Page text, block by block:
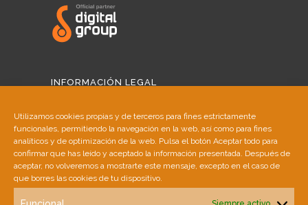
Utilizamos cookies propias y de terceros para fines estrictamente
funcionales, permitiendo la navegación en la web, así como para fines
analíticos y de optimización de la web. Pulsa el botón Aceptar todo para
confirmar que has leído y aceptado la información presentada. Después de
aceptar, no volveremos a mostrarte este mensaje, excepto en el caso de
que borres las cookies de tu dispositivo.
INFORMACIÓN LEGAL
Política de Cookies
Política de Privacidad